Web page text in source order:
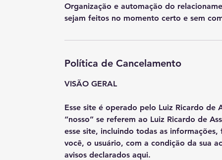
Organização e automação do
sejam feitos no momento certo e sem
Política de Cancelamento
VISÃO GERAL
Esse site é operado pelo Luiz Ricardo de
“nosso” se referem ao Luiz Ricardo de
esse site, incluindo todas as
você, o usuário, com a condição da sua
avisos declarados aqui.